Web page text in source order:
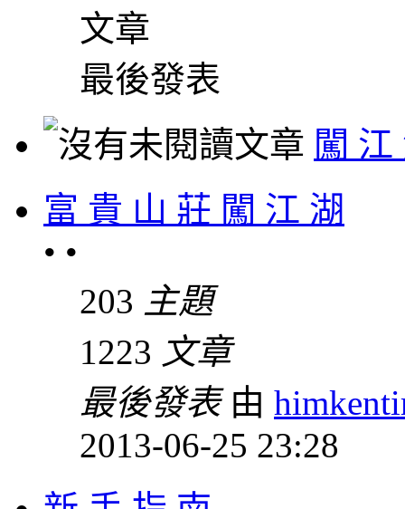
文章
最後發表
闖 江
富 貴 山 莊 闖 江 湖
• •
203 主題
1223 文章
最後發表由
2013-06-25 23:28